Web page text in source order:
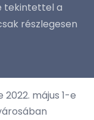
tekintettel a
részlegesen
május 1-e